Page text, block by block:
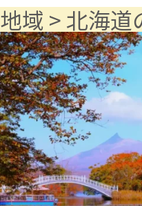
地域>北海道